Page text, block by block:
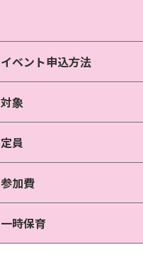
イベント申込方法
対象
定員
参加費
一時保育